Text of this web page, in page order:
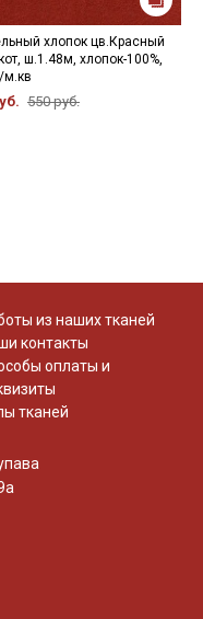
хлопок цв.Красный
ш.1.48м, хлопок-100%,
м.кв
550 руб.
из наших тканей
контакты
оплаты и
тканей